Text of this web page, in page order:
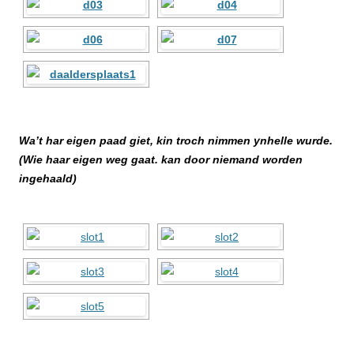
Wa’t har eigen paad giet, kin troch nimmen ynhelle wurde.
(Wie haar eigen weg gaat. kan door niemand worden
ingehaald)